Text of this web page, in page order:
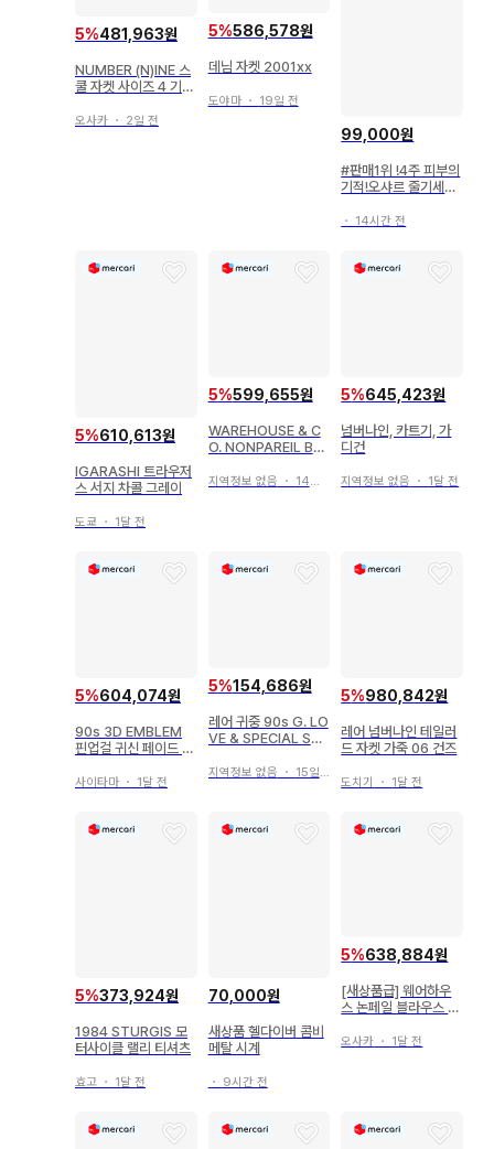
5%481,963원
NUMBER (N)INE 스
쿨 자켓 사이즈 4 기무
오사카 ・ 2일 전
5%586,578원
데님 자켓 2001xx
도야마・ 19일 전
99,000원
#판매1위 !4주 피부의
기적!오샤르 줄기세포
・ 14시간 전
5%610,613원
IGARASHI 트라우저
스 서지 차콜 그레이
도쿄 ・ 1달 전
5%599,655원
WAREHOUSE & C
O. NONPAREIL BL
지역정보 없음 ・ 14일 전
5%645,423원
넘버나인, 카트기, 가
디건
지역정보 없음 ・ 1달 전
5%604,074원
90s 3D EMBLEM
핀업걸 귀신 페이드 스
사이타마 ・ 1달 전
5%154,686원
레어 귀중 90s G. LO
VE & SPECIAL SA
지역정보 없음 ・ 15일 전
5%980,842원
레어 넘버나인 테일러
드 자켓 가죽 06 건즈
도치기 ・ 1달 전
5%373,924원
1984 STURGIS 모
터사이클 랠리 티셔츠
효고 ・ 1달 전
70,000원
새상품 헬다이버 콤비
메탈 시계
・ 9시간 전
5%638,884원
[새상품급] 웨어하우
스 논페일 블라우스 1s
오사카 ・ 1달 전